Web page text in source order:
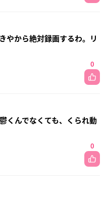
やから絶対録画するわ。リ
0
くんでなくても、くられ動
0